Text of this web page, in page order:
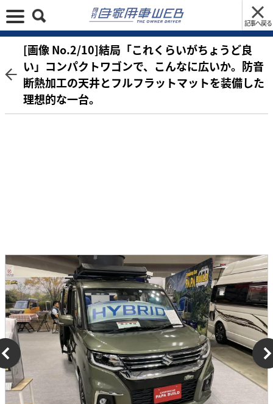
記事へ戻る
[画像 No.2/10]結局「これくらいがちょうど良
い」コンパクトワゴンで、こんなに広いか。防音
断熱加工の天井とフルフラットマットを装備した
理想的な一台。